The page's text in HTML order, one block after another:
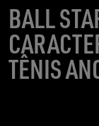
BALL
TÊNIS